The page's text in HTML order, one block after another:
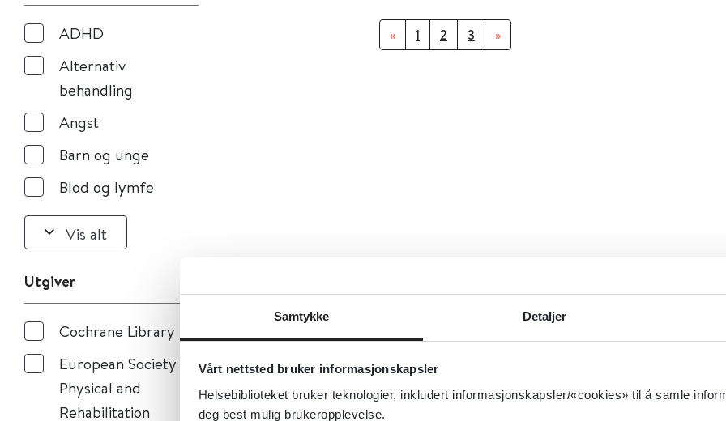
Samtykke Detaljer
Vårt nettsted bruker informasjonskapsler
Helsebiblioteket bruker teknologier, inkludert informasjonskapsler/«cookies» til å samle
deg best mulig brukeropplevelse.
ADHD
Alternativ
behandling
Angst
Barn og unge
Blod og lymfe
Vis alt
Utgiver
Cochrane Library
European Society of
Physical and
Rehabilitation
« 1 2 3 »